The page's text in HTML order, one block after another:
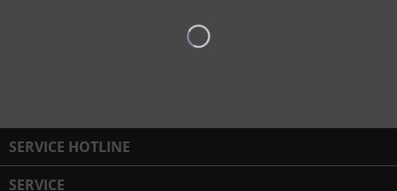
SERVICE HOTLINE
SERVICE